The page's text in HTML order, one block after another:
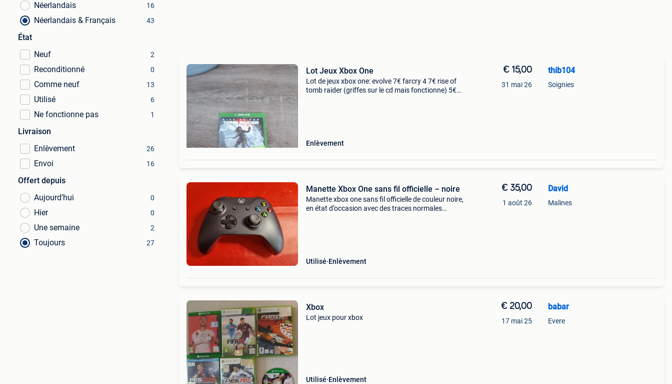
Néerlandais 16
Néerlandais & Français 43
État
Neuf
2
Reconditionné 0
Comme neuf 13
Utilisé 6
Ne fonctionne pas 1
Livraison
Enlèvement
26
Envoi 16
Offert depuis
Aujourd’hui
0
Hier 0
Une semaine 2
Toujours 27
Lot Jeux Xbox One
Lot de jeux xbox one: evolve 7€ farcry 4 7€ rise of
tomb raider (griffes sur le cd mais fonctionne) 5€
Enlèvement
€ 15,00
31 mai 26
thib104
Soignies
Manette Xbox One sans fil officielle – noire
Manette xbox one sans fil officielle de couleur noire,
en état d’occasion avec des traces normales
Utilisé Enlèvement
€ 35,00
1 août 26
David
Malines
Xbox
Lot jeux pour xbox
Utilisé Enlèvement
€ 20,00
17 mai 25
babar
Evere